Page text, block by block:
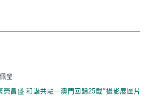
瑩
榮昌盛 和諧共融─澳門回歸25載”攝影展圖片